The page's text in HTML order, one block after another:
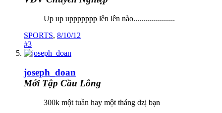
Up up uppppppp lên lên nào.....................
SPORTS, 8/10/12
#3
joseph_doan
Mới Tập Cầu Lông
300k một tuần hay một tháng dzị bạn